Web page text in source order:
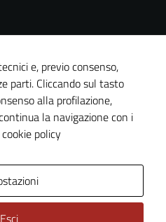
e, previo consenso,
parti. Cliccando sul tasto
alla profilazione,
la navigazione con i
policy
Esci
Tecnici
Questi cookie
per il
funzionamento
del sito e non